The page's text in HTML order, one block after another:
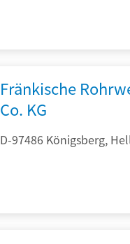
Fränkische
Co. KG
D-97486 Königsberg,